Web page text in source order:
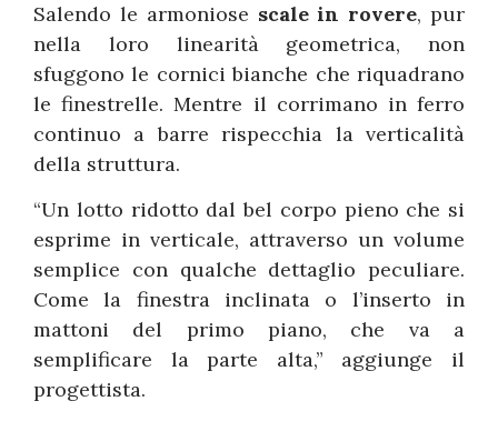
Salendo le armoniose scale in rovere, pur
nella loro linearità geometrica, non
sfuggono le cornici bianche che riquadrano
le finestrelle. Mentre il corrimano in ferro
continuo a barre rispecchia la verticalità
della struttura.
“Un lotto ridotto dal bel corpo pieno che si
esprime in verticale, attraverso un volume
semplice con qualche dettaglio peculiare.
Come la finestra inclinata o l’inserto in
mattoni del primo piano, che va a
semplificare la parte alta,” aggiunge il
progettista.